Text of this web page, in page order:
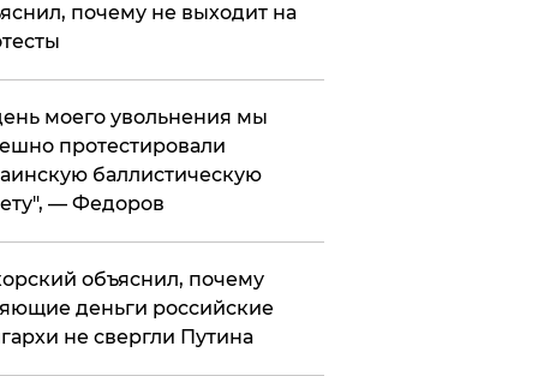
почему не выходит на
моего увольнения мы
протестировали
баллистическую
— Федоров
объяснил, почему
деньги российские
не свергли Путина